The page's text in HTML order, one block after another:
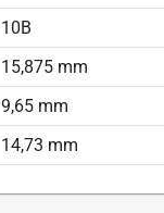
10B
15,875 mm
9,65 mm
14,73 mm